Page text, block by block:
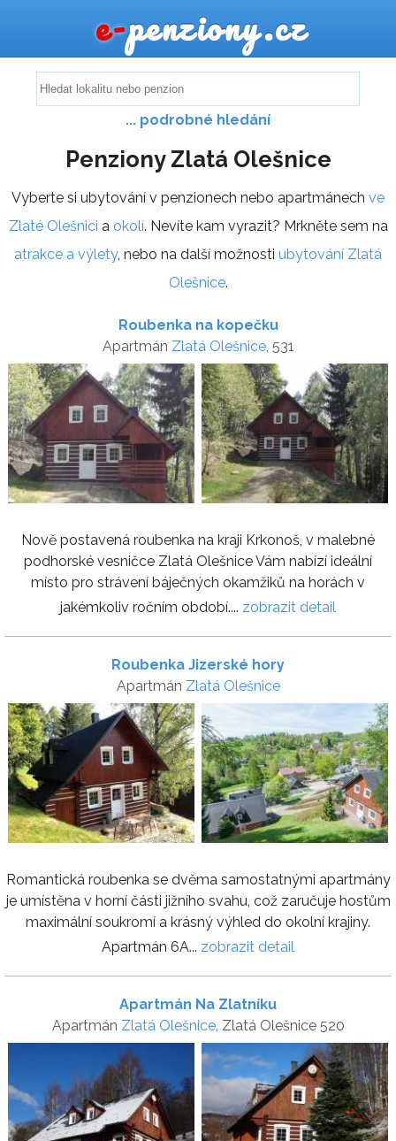
e-penziony.cz
... podrobné hledání
Penziony Zlatá Olešnice
Vyberte si ubytování v penzionech nebo apartmánech ve
Zlaté Olešnici a okolí. Nevíte kam vyrazit? Mrkněte sem na
atrakce a výlety, nebo na další možnosti ubytování Zlatá
Olešnice.
Roubenka na kopečku
Apartmán Zlatá Olešnice, 531
Nově postavená roubenka na kraji Krkonoš, v malebné
podhorské vesničce Zlatá Olešnice Vám nabízí ideální
místo pro strávení báječných okamžiků na horách v
jakémkoliv ročním období.... zobrazit detail
Roubenka Jizerské hory
Apartmán Zlatá Olešnice
Romantická roubenka se dvěma samostatnými apartmány
je umístěna v horní části jižního svahu, což zaručuje hostům
maximální soukromí a krásný výhled do okolní krajiny.
Apartmán 6A... zobrazit detail
Apartmán Na Zlatníku
Apartmán Zlatá Olešnice, Zlatá Olešnice 520